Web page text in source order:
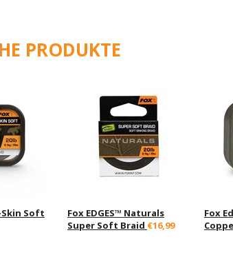
PRODUKTE
Skin Soft
Fox EDGES™ Naturals
Super Soft Braid €16,99
Fox